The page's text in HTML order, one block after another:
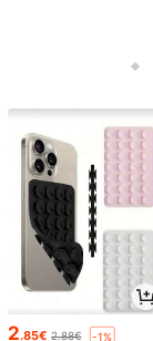
2.85€ 2.88€ -1%